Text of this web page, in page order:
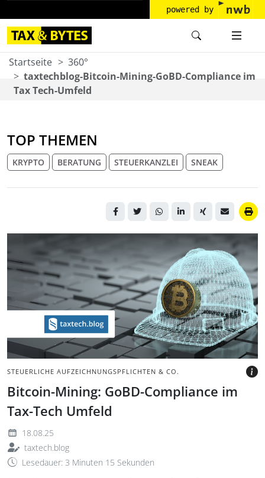
powered by
Startseite
360°
taxtechblog-Bitcoin-Mining-GoBD-Compliance im
Tax Tech-Umfeld
TOP THEMEN
KRYPTO BERATUNG STEUERKANZLEI SNEAK
STEUERLICHE AUFZEICHNUNGSPFLICHTEN & CO.
Bitcoin-Mining: GoBD-Compliance im
Tax-Tech Umfeld
18.08.25
taxtech.blog
Lesedauer: 3 Minuten 15 Sekunden
Digitale Darstellung eines
Helms mit Bitcoin-Symbol
auf dunklen Würfelflächen.
BILD: @JUST_SUPER, GETTY
IMAGES VIA CANVA.COM